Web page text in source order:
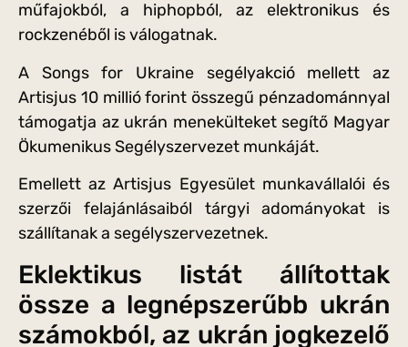
műfajokból, a hiphopból, az elektronikus és
rockzenéből is válogatnak.
A Songs for Ukraine segélyakció mellett az
Artisjus 10 millió forint összegű pénzadománnyal
támogatja az ukrán menekülteket segítő Magyar
Ökumenikus Segélyszervezet munkáját.
Emellett az Artisjus Egyesület munkavállalói és
szerzői felajánlásaiból tárgyi adományokat is
szállítanak a segélyszervezetnek.
Eklektikus listát állítottak
össze a legnépszerűbb ukrán
számokból, az ukrán jogkezelő